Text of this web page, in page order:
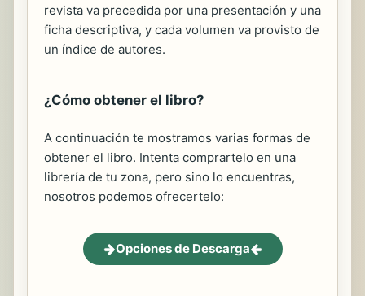
revista va precedida por una presentación y una
ficha descriptiva, y cada volumen va provisto de
un índice de autores.
¿Cómo obtener el libro?
A continuación te mostramos varias formas de
obtener el libro. Intenta comprartelo en una
librería de tu zona, pero sino lo encuentras,
nosotros podemos ofrecertelo:
Opciones de Descarga